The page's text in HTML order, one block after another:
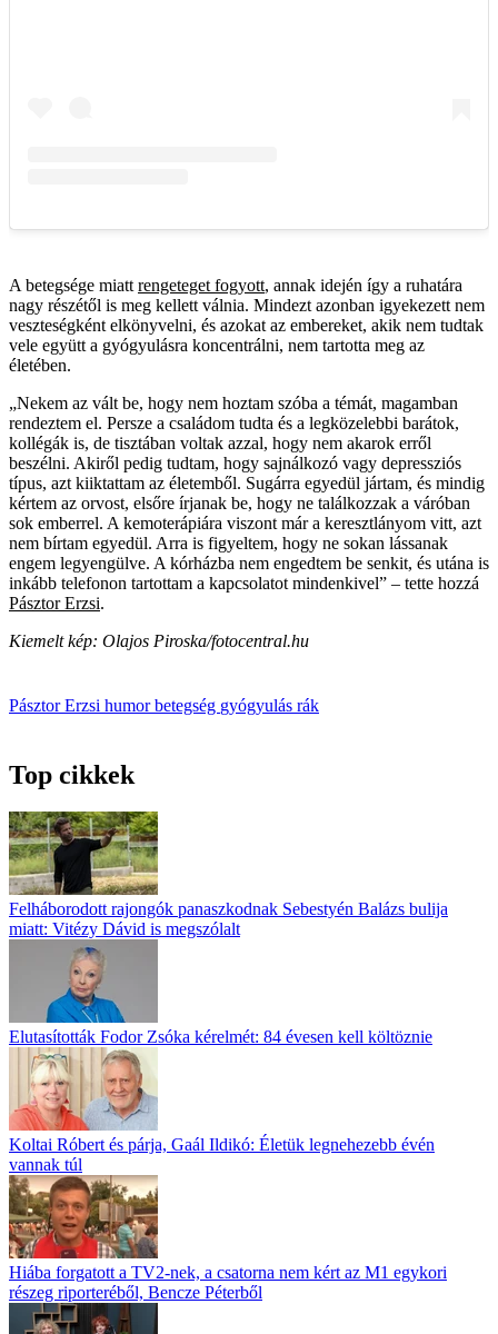
A betegsége miatt rengeteget fogyott, annak idején így a ruhatára
nagy részétől is meg kellett válnia. Mindezt azonban igyekezett nem
veszteségként elkönyvelni, és azokat az embereket, akik nem tudtak
vele együtt a gyógyulásra koncentrálni, nem tartotta meg az
életében.
„Nekem az vált be, hogy nem hoztam szóba a témát, magamban
rendeztem el. Persze a családom tudta és a legközelebbi barátok,
kollégák is, de tisztában voltak azzal, hogy nem akarok erről
beszélni. Akiről pedig tudtam, hogy sajnálkozó vagy depressziós
típus, azt kiiktattam az életemből. Sugárra egyedül jártam, és mindig
kértem az orvost, elsőre írjanak be, hogy ne találkozzak a váróban
sok emberrel. A kemoterápiára viszont már a keresztlányom vitt, azt
nem bírtam egyedül. Arra is figyeltem, hogy ne sokan lássanak
engem legyengülve. A kórházba nem engedtem be senkit, és utána is
inkább telefonon tartottam a kapcsolatot mindenkivel” – tette hozzá
Pásztor Erzsi.
Kiemelt kép: Olajos Piroska/fotocentral.hu
Pásztor Erzsi humorbetegség gyógyulás rák
Top cikkek
Felháborodott rajongók panaszkodnak Sebestyén Balázs bulija
miatt: Vitézy Dávid is megszólalt
Elutasították Fodor Zsóka kérelmét: 84 évesen kell költöznie
Koltai Róbert és párja, Gaál Ildikó: Életük legnehezebb évén
vannak túl
Hiába forgatott a TV2-nek, a csatorna nem kért az M1 egykori
részeg riporteréből, Bencze Péterből